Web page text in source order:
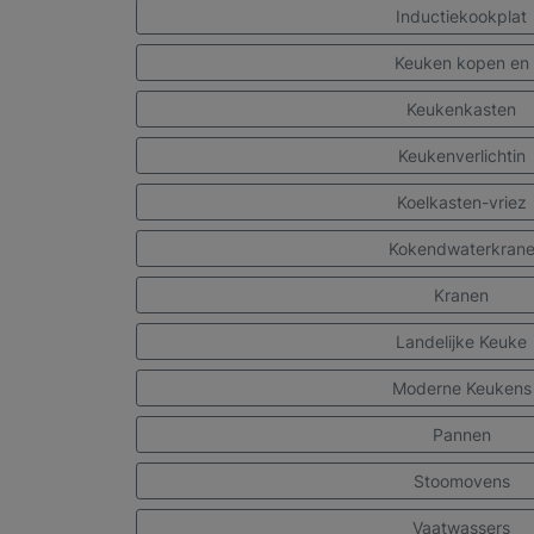
Inductiekookplat
Keuken kopen en
Keukenkasten
Keukenverlichtin
Koelkasten-vriez
Kokendwaterkrane
Kranen
Landelijke Keuke
Moderne Keukens
Pannen
Stoomovens
Vaatwassers